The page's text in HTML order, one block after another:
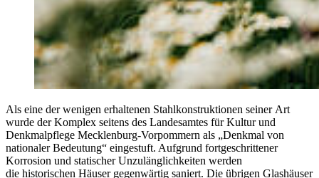
Als eine der wenigen erhaltenen Stahlkonstruktionen seiner Art
wurde der Komplex seitens des Landesamtes für Kultur und
Denkmalpflege Mecklenburg-Vorpommern als „Denkmal von
nationaler Bedeutung“ eingestuft. Aufgrund fortgeschrittener
Korrosion und statischer Unzulänglichkeiten werden
die historischen Häuser gegenwärtig saniert. Die übrigen Glashäuser